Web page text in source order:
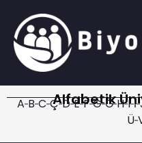
Alfabetik
A B C Ç D E F G Ğ H I İ
Ü